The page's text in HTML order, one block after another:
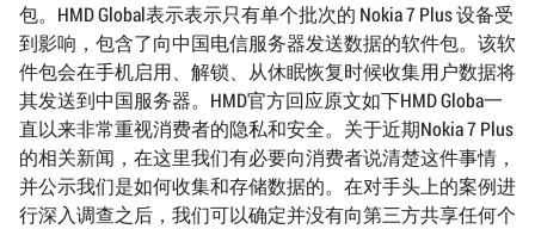
包。HMD Global表示表示只有单个批次的 Nokia 7 Plus 设备受
到影响，包含了向中国电信服务器发送数据的软件包。该软
件包会在手机启用、解锁、从休眠恢复时候收集用户数据将
其发送到中国服务器。HMD官方回应原文如下HMD Globa一
直以来非常重视消费者的隐私和安全。关于近期Nokia 7 Plus
的相关新闻，在这里我们有必要向消费者说清楚这件事情，
并公示我们是如何收集和存储数据的。在对手头上的案例进
行深入调查之后，我们可以确定并没有向第三方共享任何个